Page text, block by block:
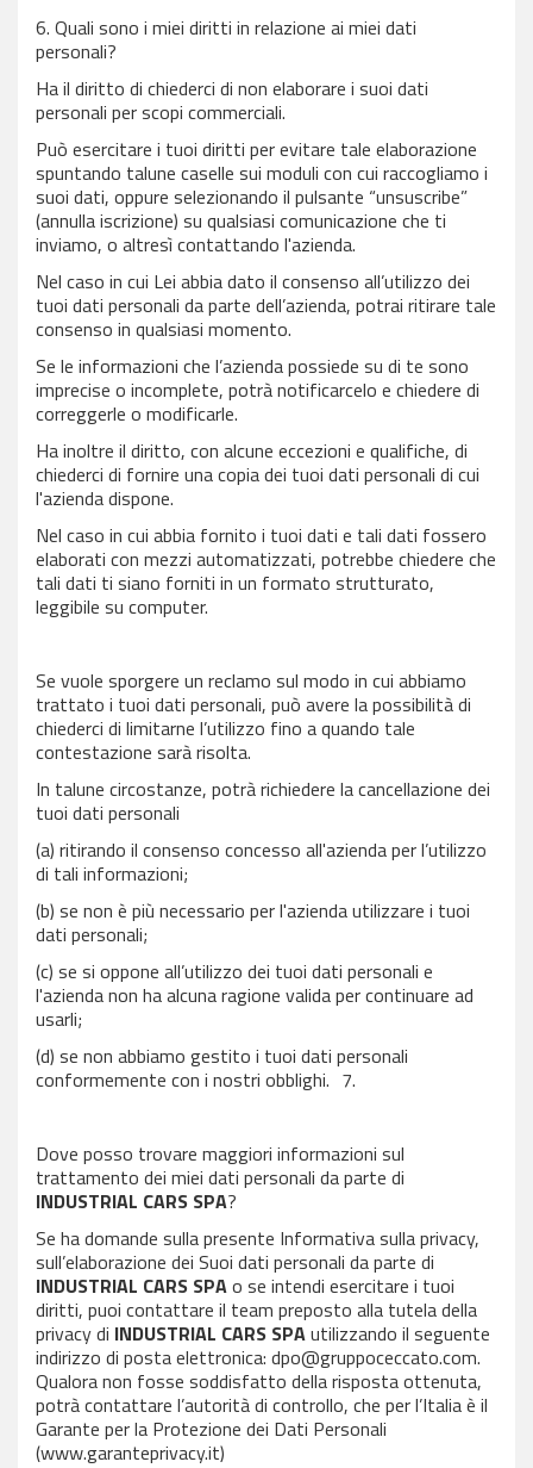
6. Quali sono i miei diritti in relazione ai miei dati
personali?
Ha il diritto di chiederci di non elaborare i suoi dati
personali per scopi commerciali.
Può esercitare i tuoi diritti per evitare tale elaborazione
spuntando talune caselle sui moduli con cui raccogliamo i
suoi dati, oppure selezionando il pulsante “unsuscribe”
(annulla iscrizione) su qualsiasi comunicazione che ti
inviamo, o altresì contattando l'azienda.
Nel caso in cui Lei abbia dato il consenso all’utilizzo dei
tuoi dati personali da parte dell’azienda, potrai ritirare tale
consenso in qualsiasi momento.
Se le informazioni che l’azienda possiede su di te sono
imprecise o incomplete, potrà notificarcelo e chiedere di
correggerle o modificarle.
Ha inoltre il diritto, con alcune eccezioni e qualifiche, di
chiederci di fornire una copia dei tuoi dati personali di cui
l'azienda dispone.
Nel caso in cui abbia fornito i tuoi dati e tali dati fossero
elaborati con mezzi automatizzati, potrebbe chiedere che
tali dati ti siano forniti in un formato strutturato,
leggibile su computer.
Se vuole sporgere un reclamo sul modo in cui abbiamo
trattato i tuoi dati personali, può avere la possibilità di
chiederci di limitarne l’utilizzo fino a quando tale
contestazione sarà risolta.
In talune circostanze, potrà richiedere la cancellazione dei
tuoi dati personali
(a) ritirando il consenso concesso all'azienda per l’utilizzo
di tali informazioni;
(b) se non è più necessario per l'azienda utilizzare i tuoi
dati personali;
(c) se si oppone all’utilizzo dei tuoi dati personali e
l'azienda non ha alcuna ragione valida per continuare ad
usarli;
(d) se non abbiamo gestito i tuoi dati personali
conformemente con i nostri obblighi. 7.
Dove posso trovare maggiori informazioni sul
trattamento dei miei dati personali da parte di
INDUSTRIAL CARS SPA?
Se ha domande sulla presente Informativa sulla privacy,
sull’elaborazione dei Suoi dati personali da parte di
INDUSTRIAL CARS SPAo se intendi esercitare i tuoi
diritti, puoi contattare il team preposto alla tutela della
privacy di INDUSTRIAL CARS SPAutilizzando il seguente
indirizzo di posta elettronica: dpo@gruppoceccato.com.
Qualora non fosse soddisfatto della risposta ottenuta,
potrà contattare l’autorità di controllo, che per l’Italia è il
Garante per la Protezione dei Dati Personali
(www.garanteprivacy.it)